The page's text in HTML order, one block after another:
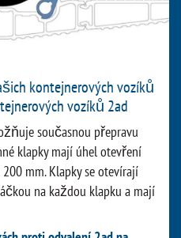
kontejnerových vozíků
vozíků 2ad
současnou přepravu
klapky mají úhel otevření
mm. Klapky se otevírají
na každou klapku a mají